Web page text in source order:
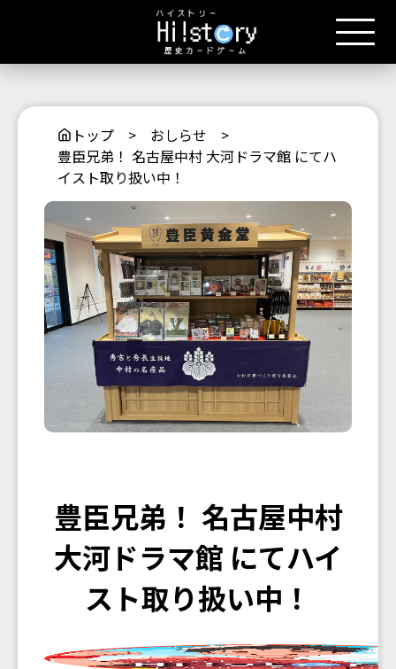
トップ > おしらせ >
豊臣兄弟！ 名古屋中村 大河ドラマ館 にてハ
イスト取り扱い中！
豊臣兄弟！ 名古屋中村
大河ドラマ館 にてハイ
スト取り扱い中！